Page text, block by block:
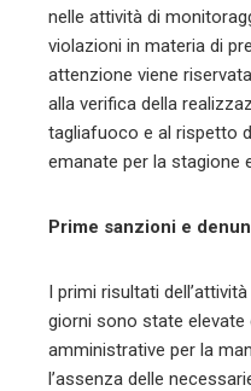
nelle attività di
violazioni in materia di
attenzione viene
alla verifica della
tagliafuoco e al rispetto
emanate per la stagione
Prime sanzioni e
I primi risultati
giorni sono state elevate
amministrative per la
l’assenza delle